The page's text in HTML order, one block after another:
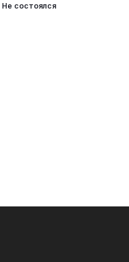
Не состоялся